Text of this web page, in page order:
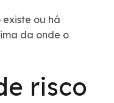
ou há
da onde o
risco